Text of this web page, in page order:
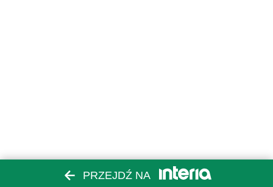
PRZEJDŹ NA